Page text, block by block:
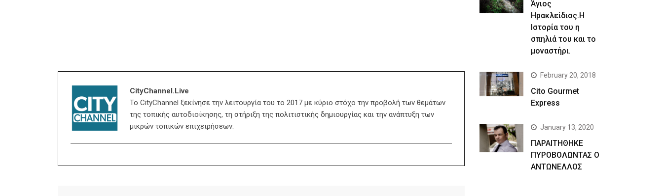
CityChannel.live
Το CityChannel ξεκίνησε την λειτουργία του το 2017 με κύριο στόχο την προβολή των θεμάτων
της τοπικής αυτοδιοίκησης, τη στήριξη της πολιτιστικής δημιουργίας και την ανάπτυξη των
μικρών τοπικών επιχειρήσεων.
Άγιος
Ηρακλείδιος.Η
Ιστορία του η
σπηλιά του και το
μοναστήρι.
February 20, 2018
Cito Gourmet
Express
January 13, 2020
ΠΑΡΑΙΤΗΘΗΚΕ
ΠΥΡΟΒΟΛΩΝΤΑΣ Ο
ΑΝΤΩΝΕΛΛΟΣ